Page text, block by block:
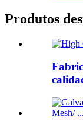
Produtos